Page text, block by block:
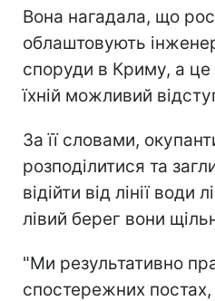
Вона нагадала, що
облаштовують
споруди в Криму, а
їхній можливий
За її словами,
розподілитися та
відійти від лінії води
лівий берег вони
"Ми результативно
спостережних